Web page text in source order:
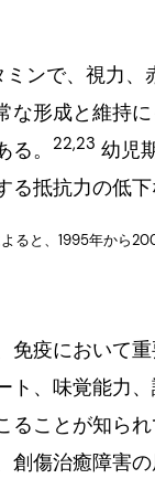
ミンで、視力
形成と維持に
。
22,23 幼児
抵抗力の低
ると、1995年から
免疫において
、味覚能力、
ことが知られ
傷治癒障害の